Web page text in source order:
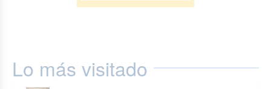
Lo más visitado